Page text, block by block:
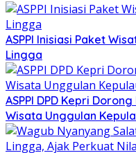
ASPPI Inisiasi Paket
Lingga
ASPPI DPD Kepri
Wisata Unggulan